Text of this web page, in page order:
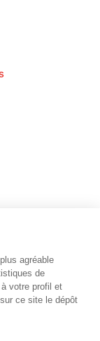
agréable
de
votre profil et
ce site le dépôt